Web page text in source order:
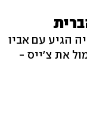
הגיע עם אביו
את צ'ייס -